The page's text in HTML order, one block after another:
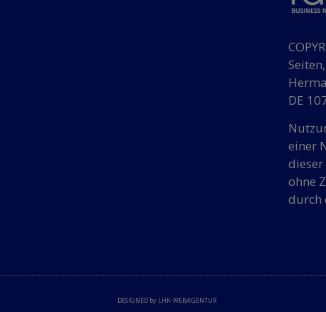
DE
einer
ohne
durch
DESIGNED by LHK-WEBAGENTUR